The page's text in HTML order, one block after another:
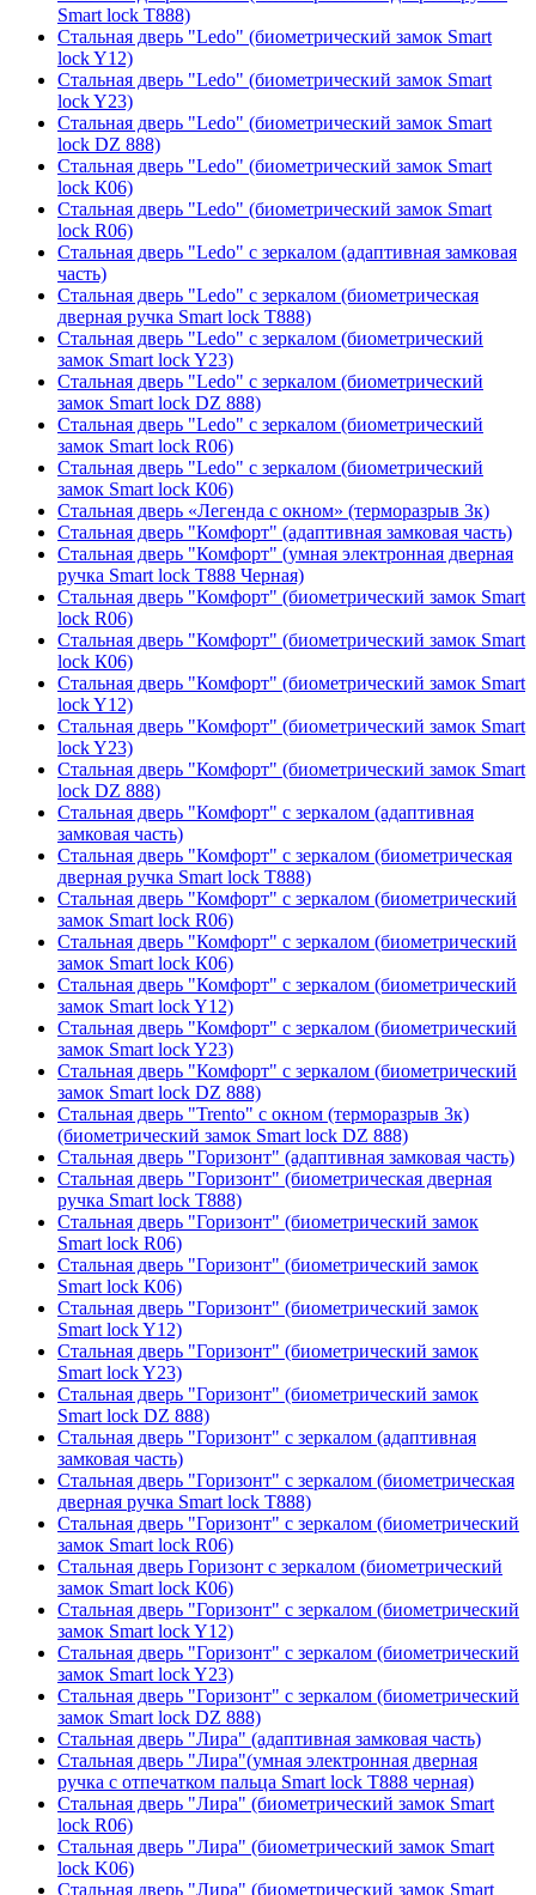
Smart lock T888)
Стальная дверь "Ledo" (биометрический замок Smart
lock Y12)
Стальная дверь "Ledo" (биометрический замок Smart
lock Y23)
Стальная дверь "Ledo" (биометрический замок Smart
lock DZ 888)
Стальная дверь "Ledo" (биометрический замок Smart
lock К06)
Стальная дверь "Ledo" (биометрический замок Smart
lock R06)
Стальная дверь "Ledo" с зеркалом (адаптивная замковая
часть)
Стальная дверь "Ledo" с зеркалом (биометрическая
дверная ручка Smart lock T888)
Стальная дверь "Ledo" с зеркалом (биометрический
замок Smart lock Y23)
Стальная дверь "Ledo" с зеркалом (биометрический
замок Smart lock DZ 888)
Стальная дверь "Ledo" с зеркалом (биометрический
замок Smart lock R06)
Стальная дверь "Ledo" с зеркалом (биометрический
замок Smart lock К06)
Стальная дверь «Легенда с окном» (терморазрыв 3к)
Стальная дверь "Комфорт" (адаптивная замковая часть)
Стальная дверь "Комфорт" (умная электронная дверная
ручка Smart lock T888 Черная)
Стальная дверь "Комфорт" (биометрический замок Smart
lock R06)
Стальная дверь "Комфорт" (биометрический замок Smart
lock К06)
Стальная дверь "Комфорт" (биометрический замок Smart
lock Y12)
Стальная дверь "Комфорт" (биометрический замок Smart
lock Y23)
Стальная дверь "Комфорт" (биометрический замок Smart
lock DZ 888)
Стальная дверь "Комфорт" с зеркалом (адаптивная
замковая часть)
Стальная дверь "Комфорт" с зеркалом (биометрическая
дверная ручка Smart lock T888)
Стальная дверь "Комфорт" с зеркалом (биометрический
замок Smart lock R06)
Стальная дверь "Комфорт" с зеркалом (биометрический
замок Smart lock К06)
Стальная дверь "Комфорт" с зеркалом (биометрический
замок Smart lock Y12)
Стальная дверь "Комфорт" с зеркалом (биометрический
замок Smart lock Y23)
Стальная дверь "Комфорт" с зеркалом (биометрический
замок Smart lock DZ 888)
Стальная дверь "Trento" с окном (терморазрыв 3к)
(биометрический замок Smart lock DZ 888)
Стальная дверь "Горизонт" (адаптивная замковая часть)
Стальная дверь "Горизонт" (биометрическая дверная
ручка Smart lock T888)
Стальная дверь "Горизонт" (биометрический замок
Smart lock R06)
Стальная дверь "Горизонт" (биометрический замок
Smart lock К06)
Стальная дверь "Горизонт" (биометрический замок
Smart lock Y12)
Стальная дверь "Горизонт" (биометрический замок
Smart lock Y23)
Стальная дверь "Горизонт" (биометрический замок
Smart lock DZ 888)
Стальная дверь "Горизонт" с зеркалом (адаптивная
замковая часть)
Стальная дверь "Горизонт" с зеркалом (биометрическая
дверная ручка Smart lock T888)
Стальная дверь "Горизонт" с зеркалом (биометрический
замок Smart lock R06)
Стальная дверь Горизонт с зеркалом (биометрический
замок Smart lock К06)
Стальная дверь "Горизонт" с зеркалом (биометрический
замок Smart lock Y12)
Стальная дверь "Горизонт" с зеркалом (биометрический
замок Smart lock Y23)
Стальная дверь "Горизонт" с зеркалом (биометрический
замок Smart lock DZ 888)
Стальная дверь "Лира" (адаптивная замковая часть)
Стальная дверь "Лира"(умная электронная дверная
ручка с отпечатком пальца Smart lock T888 черная)
Стальная дверь "Лира" (биометрический замок Smart
lock R06)
Стальная дверь "Лира" (биометрический замок Smart
lock K06)
Стальная дверь "Лира" (биометрический замок Smart